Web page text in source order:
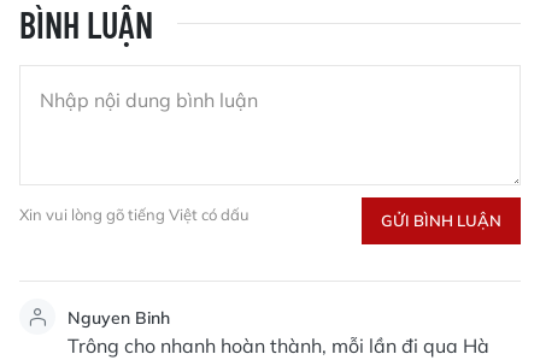
BÌNH LUẬN
Xin vui lòng gõ tiếng Việt có dấu GỬI BÌNH LUẬN
Nguyen Binh
Trông cho nhanh hoàn thành, mỗi lần đi qua Hà